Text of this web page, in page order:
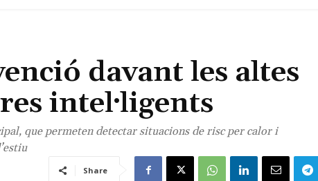
davant les altes
intel·ligents
que permeten detectar situacions de risc per calor i
Share